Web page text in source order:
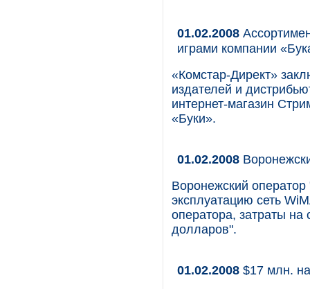
01.02.2008
играми компании
«Комстар-Директ»
издателей и
интернет-магазин
«Буки».
01.02.2008
Воронежский
эксплуатацию сеть
оператора, затраты на
долларов".
01.02.2008 $17 млн.